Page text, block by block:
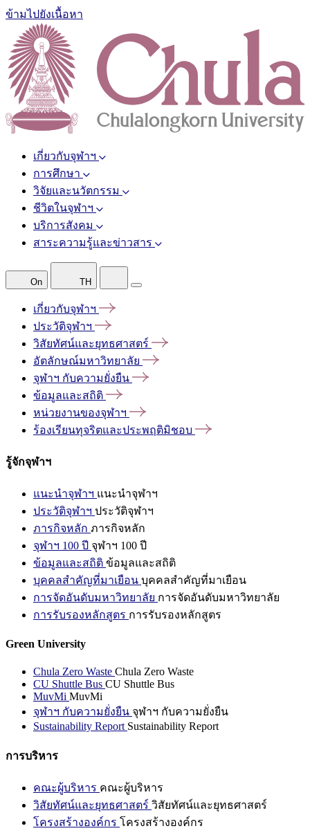
ข้ามไปยังเนื้อหา
เกี่ยวกับจุฬาฯ
การศึกษา
วิจัยและนวัตกรรม
ชีวิตในจุฬาฯ
บริการสังคม
สาระความรู้และข่าวสาร
On TH
เกี่ยวกับจุฬาฯ
ประวัติจุฬาฯ
วิสัยทัศน์และยุทธศาสตร์
อัตลักษณ์มหาวิทยาลัย
จุฬาฯ กับความยั่งยืน
ข้อมูลและสถิติ
หน่วยงานของจุฬาฯ
ร้องเรียนทุจริตและประพฤติมิชอบ
รู้จักจุฬาฯ
แนะนำจุฬาฯ แนะนำจุฬาฯ
ประวัติจุฬาฯ ประวัติจุฬาฯ
ภารกิจหลัก ภารกิจหลัก
จุฬาฯ 100 ปี จุฬาฯ 100 ปี
ข้อมูลและสถิติ ข้อมูลและสถิติ
บุคคลสำคัญที่มาเยือน บุคคลสำคัญที่มาเยือน
การจัดอันดับมหาวิทยาลัย การจัดอันดับมหาวิทยาลัย
การรับรองหลักสูตร การรับรองหลักสูตร
Green University
Chula Zero Waste Chula Zero Waste
CU Shuttle Bus CU Shuttle Bus
MuvMi MuvMi
จุฬาฯ กับความยั่งยืน จุฬาฯ กับความยั่งยืน
Sustainability Report Sustainability Report
การบริหาร
คณะผู้บริหาร คณะผู้บริหาร
วิสัยทัศน์และยุทธศาสตร์ วิสัยทัศน์และยุทธศาสตร์
โครงสร้างองค์กร โครงสร้างองค์กร